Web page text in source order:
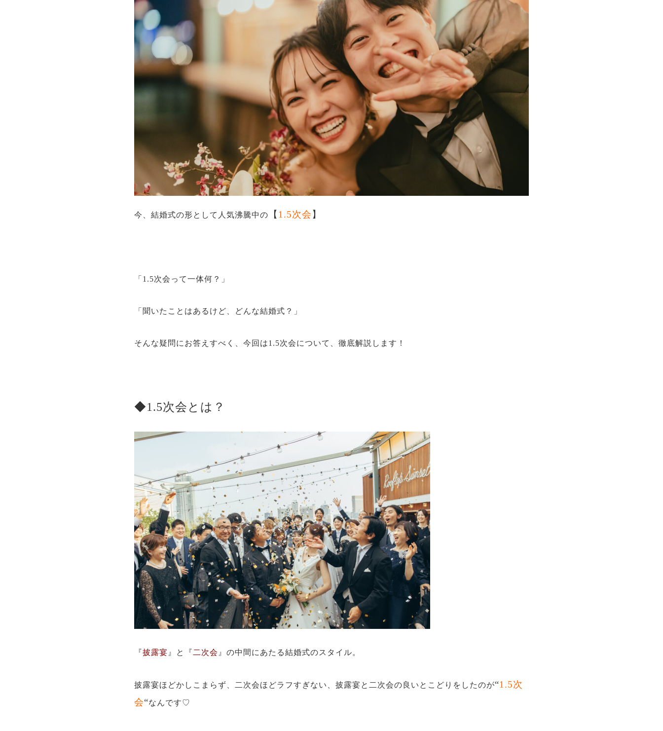
今、結婚式の形として人気沸騰中の 【 1.5次会 】
「1.5次会って一体何？」
「聞いたことはあるけど、どんな結婚式？」
そんな疑問にお答えすべく、今回は1.5次会について、徹底解説します！
◆1.5次会とは？
『披露宴 』と『 二次会 』の中間にあたる結婚式のスタイル。
披露宴ほどかしこまらず、二次会ほどラフすぎない、披露宴と二次会の良いとこどりをしたのが“1.5次
会“なんです♡